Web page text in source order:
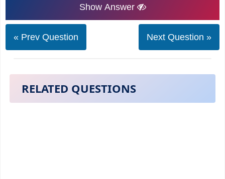
Show Answer
« Prev Question Next Question »
RELATED QUESTIONS